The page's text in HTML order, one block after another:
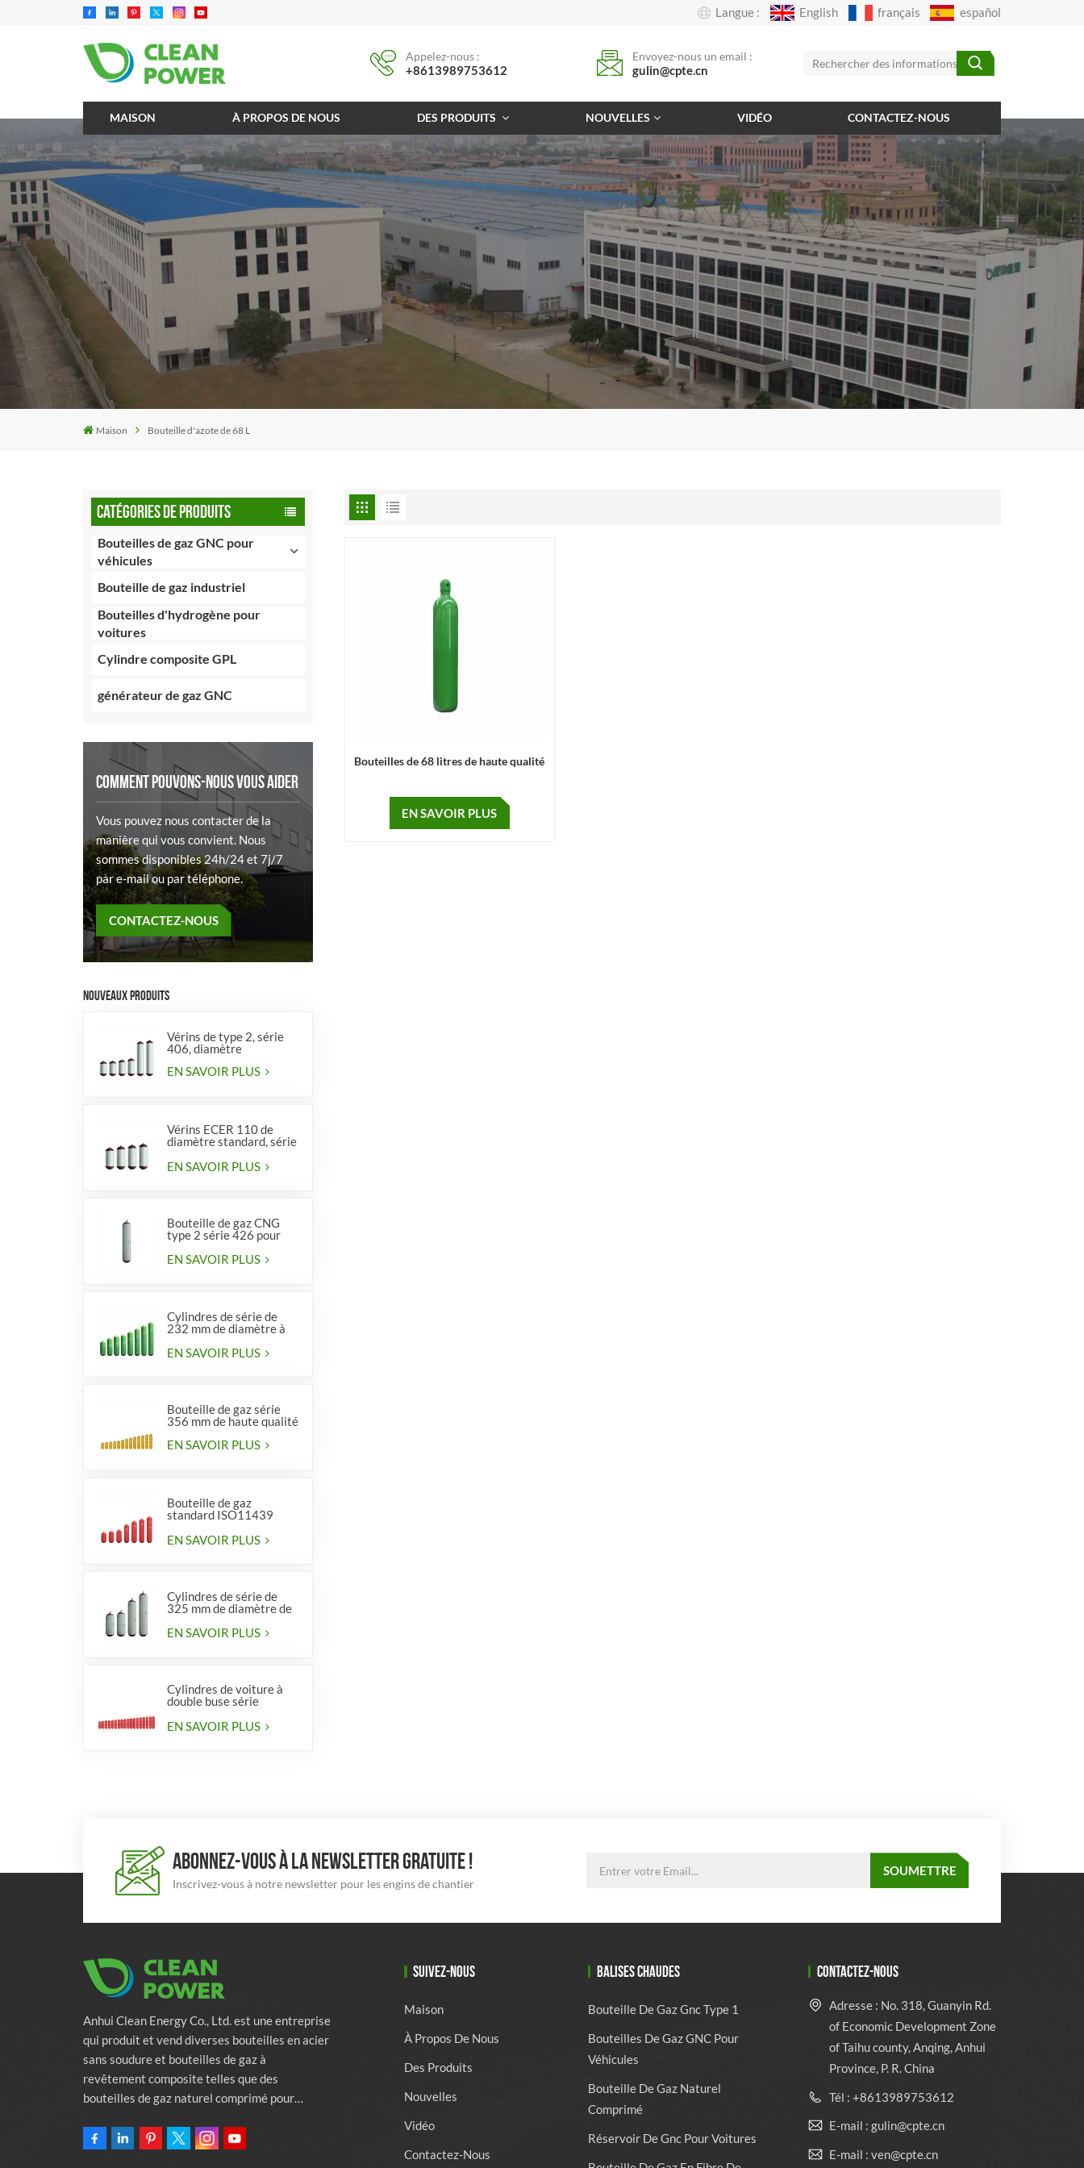
Langue : English français español
Appelez-nous :
+8613989753612
Envoyez-nous un email :
gulin@cpte.cn
MAISON À PROPOS DE NOUS DES PRODUITS NOUVELLES VIDÉO CONTACTEZ-NOUS
Maison Bouteille d'azote de 68 L
CATÉGORIES DE PRODUITS
Bouteilles de gaz GNC pour
véhicules
Bouteille de gaz industriel
Bouteilles d'hydrogène pour
voitures
Cylindre composite GPL
générateur de gaz GNC
COMMENT POUVONS-NOUS VOUS AIDER
Vous pouvez nous contacter de la
manière qui vous convient. Nous
sommes disponibles 24h/24 et 7j/7
par e-mail ou par téléphone.
CONTACTEZ-NOUS
NOUVEAUX PRODUITS
Vérins de type 2, série
406, diamètre
EN SAVOIR PLUS
Vérins ECER 110 de
diamètre standard, série
EN SAVOIR PLUS
Bouteille de gaz CNG
type 2 série 426 pour
véhicules
EN SAVOIR PLUS
Cylindres de série de
232 mm de diamètre à
EN SAVOIR PLUS
Bouteille de gaz série
356 mm de haute qualité
EN SAVOIR PLUS
Bouteille de gaz
standard ISO11439
EN SAVOIR PLUS
Cylindres de série de
325 mm de diamètre de
véhicules
EN SAVOIR PLUS
Cylindres de voiture à
double buse série
EN SAVOIR PLUS
Bouteilles de 68 litres de haute qualité
EN SAVOIR PLUS
ABONNEZ-VOUS À LA NEWSLETTER GRATUITE !
Inscrivez-vous à notre newsletter pour les engins de chantier
Anhui Clean Energy Co., Ltd. est une entreprise
qui produit et vend diverses bouteilles en acier
sans soudure et bouteilles de gaz à
revêtement composite telles que des
bouteilles de gaz naturel comprimé pour
des bouteilles de lutte contre l'incendie.
SUIVEZ-NOUS
Maison
À Propos De Nous
Des Produits
Nouvelles
Vidéo
Contactez-Nous
BALISES CHAUDES
Bouteille De Gaz Gnc Type 1
Bouteilles De Gaz GNC Pour
Véhicules
Bouteille De Gaz Naturel
Comprimé
Réservoir De Gnc Pour Voitures
CONTACTEZ-NOUS
Adresse : No. 318, Guanyin Rd.
of Economic Development Zone
of Taihu county, Anqing, Anhui
Province, P. R. China
Tél : +8613989753612
E-mail : gulin@cpte.cn
E-mail : ven@cpte.cn